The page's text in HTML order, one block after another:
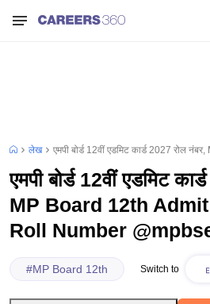
लेख एमपी बोर्ड 12वीं एडमिट कार्ड 2027
एमपी बोर्ड 12वीं एडमिट
MP Board 12th
Roll Number
#MP Board 12th Switch to